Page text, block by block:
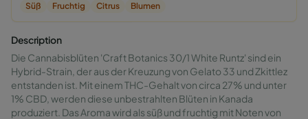
Süß
Fruchtig Citrus Blumen
Description
Die Cannabisblüten 'Craft Botanics 30/1 White Runtz' sind ein
Hybrid-Strain, der aus der Kreuzung von Gelato 33 und Zkittlez
entstanden ist. Mit einem THC-Gehalt von circa 27% und unter
1% CBD, werden diese unbestrahlten Blüten in Kanada
produziert. Das Aroma wird als süß und fruchtig mit Noten von